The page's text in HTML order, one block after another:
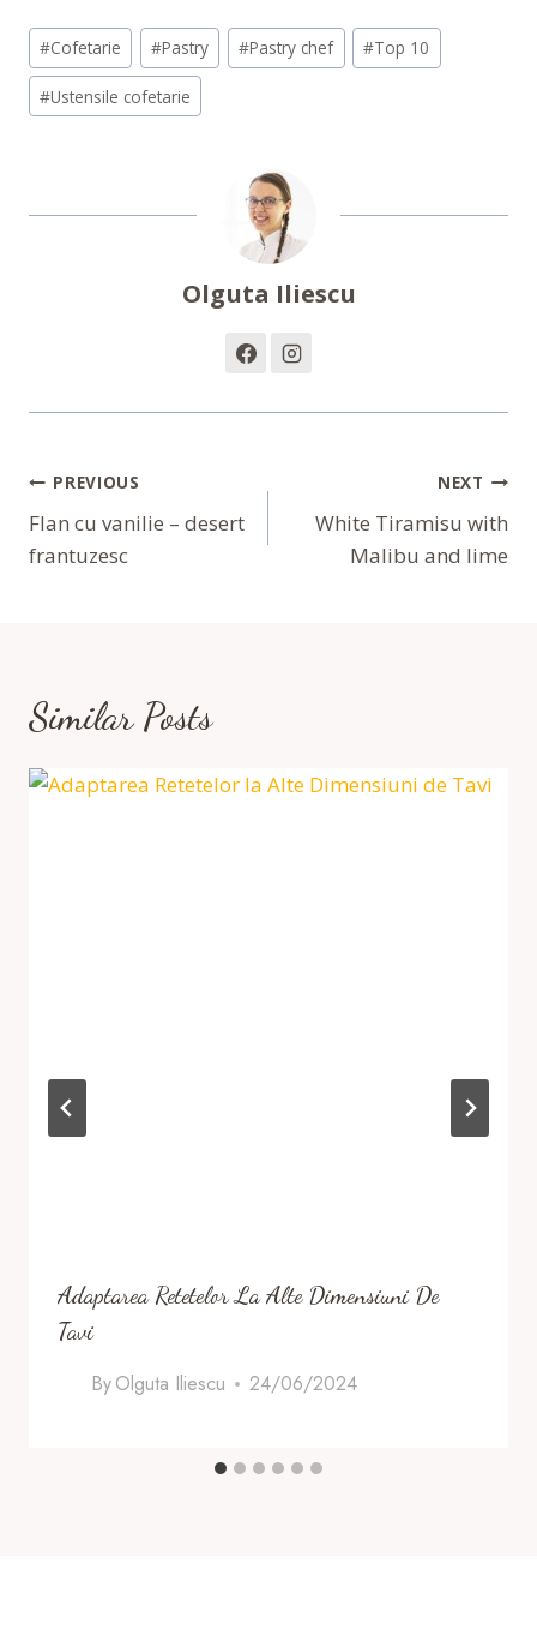
Post
Tags:
#Cofetarie #Pastry #Pastry chef #Top 10
#Ustensile cofetarie
Olguta Iliescu
Navigare
În
Articole
PREVIOUS
Flan cu vanilie – desert
frantuzesc
NEXT
White Tiramisu with
Malibu and lime
Similar Posts
Adaptarea Retetelor La Alte Dimensiuni De
Tavi
ByOlguta Iliescu 24/06/2024